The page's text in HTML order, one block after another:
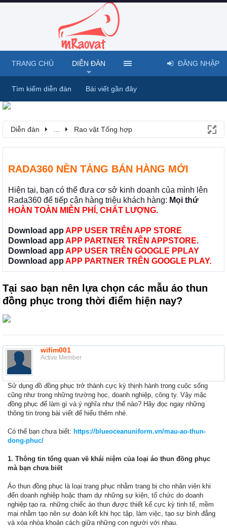
Diễn đàn Rao vặt Tổng hợp
RADA360 NỀN TẢNG BÁN HÀNG MỚI
Hiện tại, bạn có thể đưa cơ sở kinh doanh của mình lên
Rada360 để tiếp cận hàng triệu khách hàng: Mọi thứ
HOÀN TOÀN MIỄN PHÍ, CHẤT LƯỢNG.
Download app APP USER TRÊN APP STORE
Download app APP PARTNER TRÊN APPSTORE.
Download app APP USER TRÊN GOOGLE PPLAY
Download app APP PARTNER TRÊN GOOGLE PLAY.
Tại sao bạn nên lựa chọn các mẫu áo thun
đồng phục trong thời điểm hiện nay?
wifim001
Active Member
Sử dụng đồ đồng phục trở thành cực kỳ thịnh hành trong cuộc sống
cũng như trong những trường học, doanh nghiệp, công ty. Vậy mặc
đồng phục để làm gì và ý nghĩa như thế nào? Hãy đọc ngay những
thông tin trong bài viết để hiểu thêm nhé.
Có thể bạn chưa biết: https://blueoceanuniform.vn/mau-ao-thun-
dong-phuc/
1. Thông tin tổng quan về khái niệm của loại áo thun đồng phục
mà bạn chưa biết
Áo thun đồng phục là loại trang phục nhằm trang bị cho nhân viên khi
đến doanh nghiệp hoặc tham dự những sự kiện, tổ chức do doanh
nghiệp tạo ra. những chiếc áo thun được thiết kế cực kỳ tinh tế, mềm
mại nhằm tạo nên sự đoàn kết khi học tập, làm việc, tạo sự bình đẳng
và xóa nhòa khoản cách giữa những con người với nhau.
TRANG CHỦ DIỄN ĐÀN
Tìm kiếm diễn đàn Bài viết gần đây
ĐĂNG NHẬP